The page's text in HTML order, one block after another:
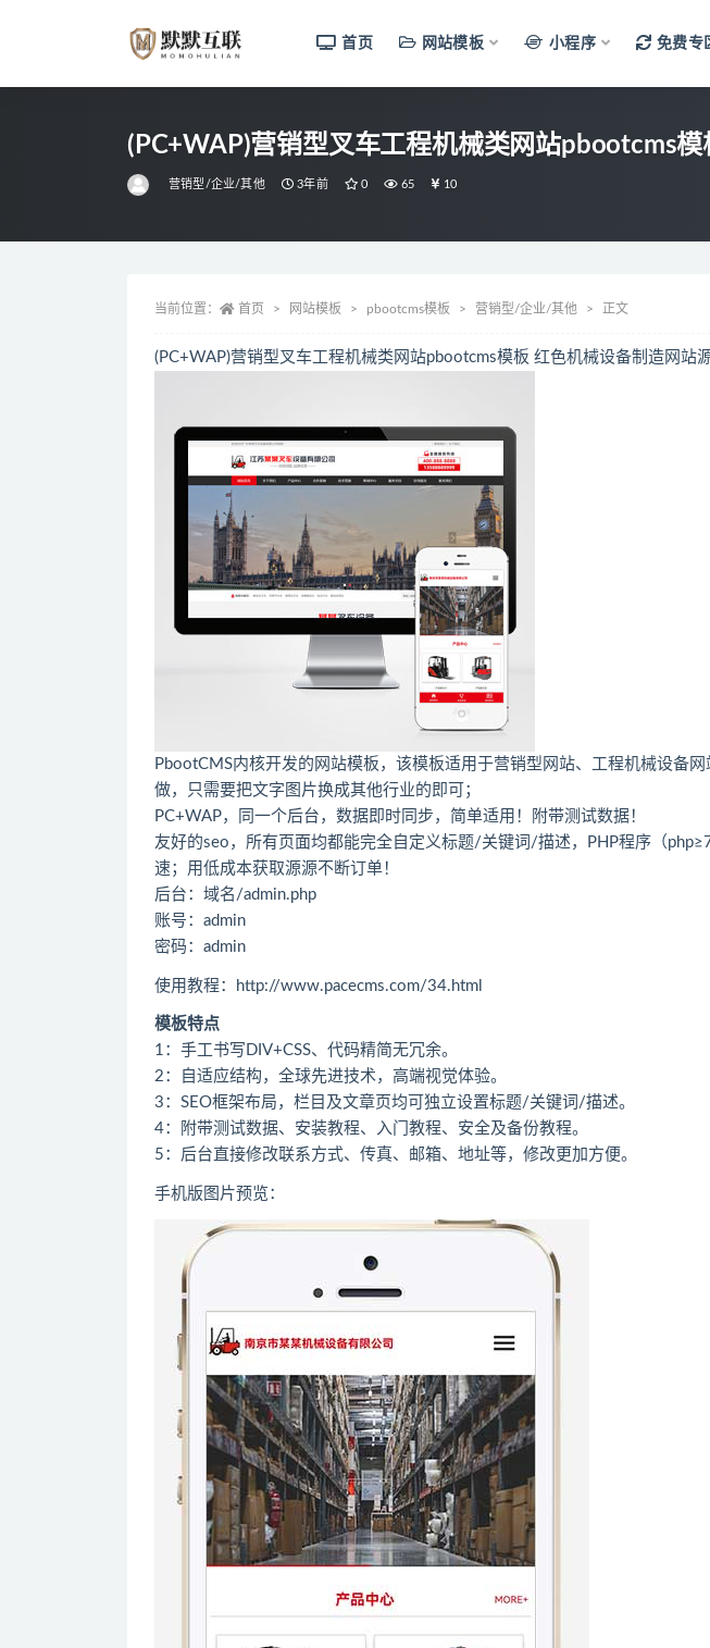
首页 网站模板 小程序 免费专
(PC+WAP)营销型叉车工程机械类网站pbootcms
营销型/企业/其他 3年前 0 65 10
当前位置： 首页 网站模板 pbootcms模板 营销型/企业/其他 正文
(PC+WAP)营销型叉车工程机械类网站pbootcms模板 红色机械设备制造网站
PbootCMS内核开发的网站模板，该模板适用于营销型网站、工程机械设备
做，只需要把文字图片换成其他行业的即可；
PC+WAP，同一个后台，数据即时同步，简单适用！附带测试数据！
友好的seo，所有页面均都能完全自定义标题/关键词/描述，PHP程序（
速；用低成本获取源源不断订单！
后台：域名/admin.php
账号：admin
密码：admin
使用教程：http://www.pacecms.com/34.html
模板特点
1：手工书写DIV+CSS、代码精简无冗余。
2：自适应结构，全球先进技术，高端视觉体验。
3：SEO框架布局，栏目及文章页均可独立设置标题/关键词/描述。
4：附带测试数据、安装教程、入门教程、安全及备份教程。
5：后台直接修改联系方式、传真、邮箱、地址等，修改更加方便。
手机版图片预览：